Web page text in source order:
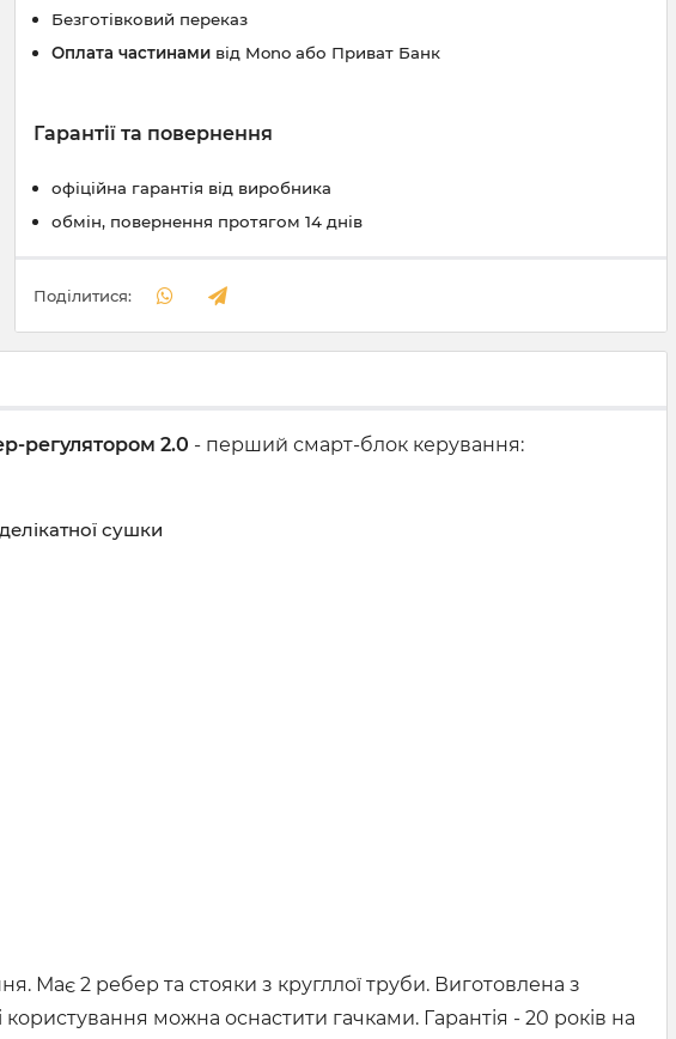
Безготівковий переказ
Оплата частинами від Mono або Приват Банк
Гарантії та повернення
офіційна гарантія від виробника
обмін, повернення протягом 14 днів
Поділитися:
регулятором 2.0 - перший смарт-блок керування:
сушки
Має 2 ребер та стояки з кругллої труби. Виготовлена з
можна оснастити гачками. Гарантія - 20 років на